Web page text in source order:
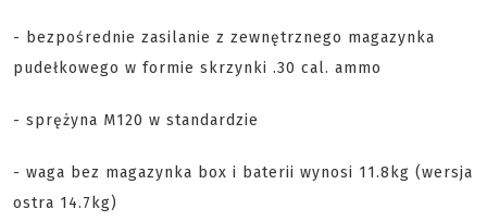
- bezpośrednie zasilanie z zewnętrznego magazynka
pudełkowego w formie skrzynki .30 cal. ammo
- sprężyna M120 w standardzie
- waga bez magazynka box i baterii wynosi 11.8kg (wersja
ostra 14.7kg)